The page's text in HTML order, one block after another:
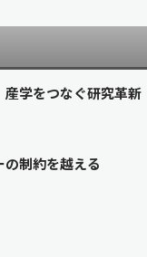
学をつなぐ研究革新
制約を越える